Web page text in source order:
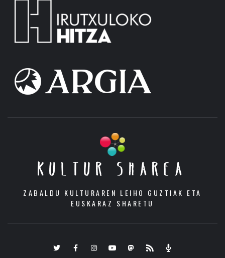
KULTUR SHAREA
ZABALDU KULTURAREN LEIHO GUZTIAK ETA
EUSKARAZ SHARETU
TwitterFacebookInstagramYoutubeMastodon.eus
RSS Podcast